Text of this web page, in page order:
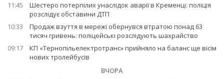
11:45
Шестеро потерпілих унаслідок аварії в Кременці: поліція
розслідує обставини ДТП
10:33
Продаж взуття в мережі обернувся втратою понад 63
тисяч гривень: поліцейські розслідують шахрайство
09:17
КП «Тернопільелектротранс» прийняло на баланс ще вісім
нових тролейбусів
ВЧОРА